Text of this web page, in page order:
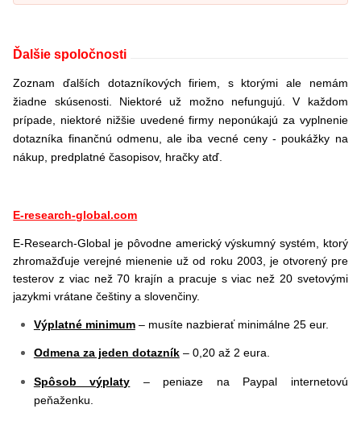
Ďalšie spoločnosti
Zoznam ďalších dotazníkových firiem, s ktorými ale nemám
žiadne skúsenosti. Niektoré už možno nefungujú. V každom
prípade, niektoré nižšie uvedené firmy neponúkajú za vyplnenie
dotazníka finančnú odmenu, ale iba vecné ceny - poukážky na
nákup, predplatné časopisov, hračky atď.
E-research-global.com
E-Research-Global je pôvodne americký výskumný systém, ktorý
zhromažďuje verejné mienenie už od roku 2003, je otvorený pre
testerov z viac než 70 krajín a pracuje s viac než 20 svetovými
jazykmi vrátane češtiny a slovenčiny.
Výplatné minimum– musíte nazbierať minimálne 25 eur.
Odmena za jeden dotazník– 0,20 až 2 eura.
Spôsob výplaty – peniaze na Paypal internetovú
peňaženku.